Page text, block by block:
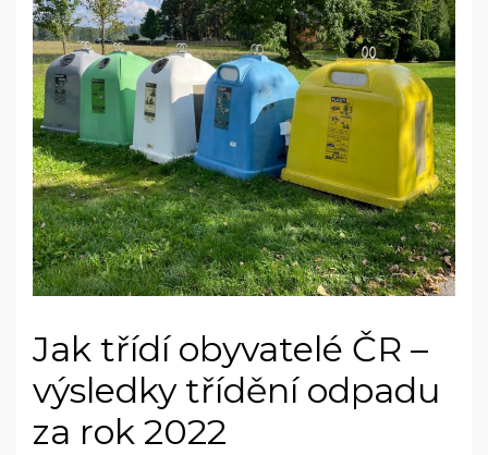
Jak třídí obyvatelé ČR –
výsledky třídění odpadu
za rok 2022